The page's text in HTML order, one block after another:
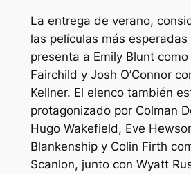
La entrega de verano,
las películas más
presenta a Emily Blunt
Fairchild y Josh O’Connor
Kellner. El elenco también
protagonizado por Colman
Hugo Wakefield, Eve
Blankenship y Colin Firth
Scanlon, junto con Wyatt